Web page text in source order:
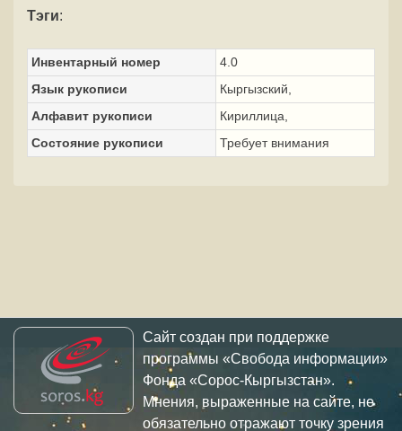
Тэги:
Инвентарный номер
4.0
Язык рукописи
Кыргызский,
Алфавит рукописи
Кириллица,
Состояние рукописи
Требует внимания
Сайт создан при поддержке
программы «Свобода информации»
Фонда «Сорос-Кыргызстан».
Мнения, выраженные на сайте, не
обязательно отражают точку зрения